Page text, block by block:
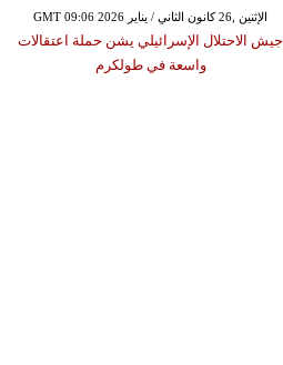
GMT 09:06 2026 الإثنين ,26 كانون الثاني / يناير
جيش الاحتلال الإسرائيلي يشن حملة اعتقالات
واسعة في طولكرم